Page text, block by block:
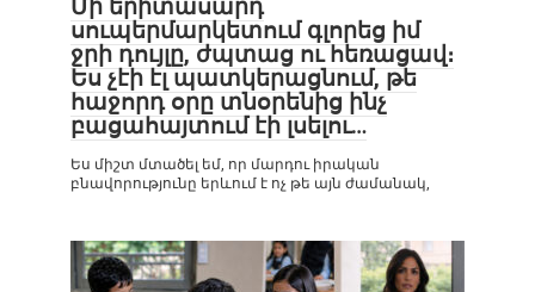
Մի երիտասարդ
սուպերմարկետում գլորեց իմ
ջրի դույլը, ժպտաց ու հեռացավ։
Ես չէի էլ պատկերացնում, թե
հաջորդ օրը տնօրենից ինչ
բացահայտում էի լսելու…
Ես միշտ մտածել եմ, որ մարդու իրական
բնավորությունը երևում է ոչ թե այն ժամանակ,